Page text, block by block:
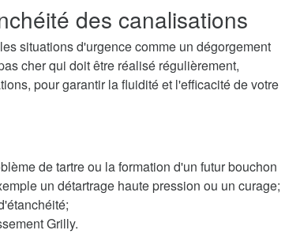
des canalisations
situations d'urgence comme un dégorgement
cher qui doit être réalisé régulièrement,
pour garantir la fluidité et l'efficacité de votre
de tartre ou la formation d'un futur bouchon
un détartrage haute pression ou un curage;
Grilly.